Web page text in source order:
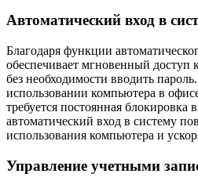
Автоматический вход в
Благодаря функции
обеспечивает мгновенный доступ
без необходимости вводить
использовании компьютера в
требуется постоянная блокировка
автоматический вход в систему
использования компьютера и
Управление учетными